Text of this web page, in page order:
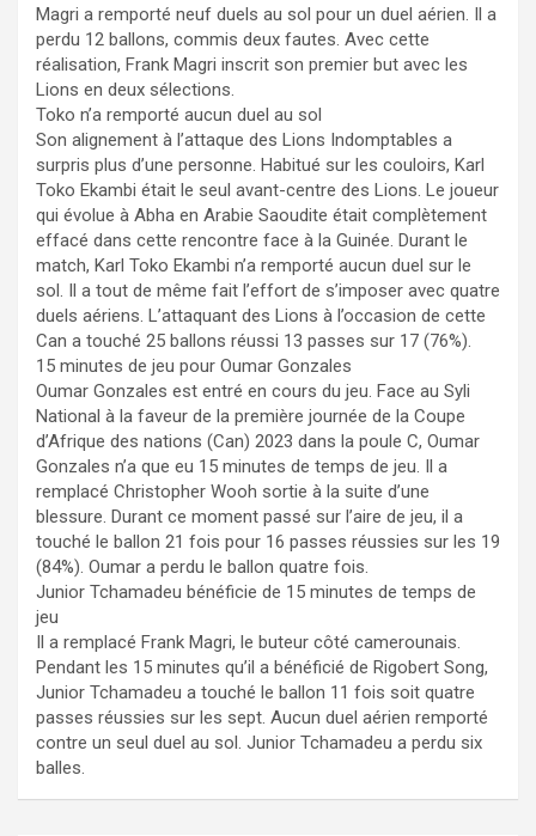
Magri a remporté neuf duels au sol pour un duel aérien. Il a
perdu 12 ballons, commis deux fautes. Avec cette
réalisation, Frank Magri inscrit son premier but avec les
Lions en deux sélections.
Toko n’a remporté aucun duel au sol
Son alignement à l’attaque des Lions Indomptables a
surpris plus d’une personne. Habitué sur les couloirs, Karl
Toko Ekambi était le seul avant-centre des Lions. Le joueur
qui évolue à Abha en Arabie Saoudite était complètement
effacé dans cette rencontre face à la Guinée. Durant le
match, Karl Toko Ekambi n’a remporté aucun duel sur le
sol. Il a tout de même fait l’effort de s’imposer avec quatre
duels aériens. L’attaquant des Lions à l’occasion de cette
Can a touché 25 ballons réussi 13 passes sur 17 (76%).
15 minutes de jeu pour Oumar Gonzales
Oumar Gonzales est entré en cours du jeu. Face au Syli
National à la faveur de la première journée de la Coupe
d’Afrique des nations (Can) 2023 dans la poule C, Oumar
Gonzales n’a que eu 15 minutes de temps de jeu. Il a
remplacé Christopher Wooh sortie à la suite d’une
blessure. Durant ce moment passé sur l’aire de jeu, il a
touché le ballon 21 fois pour 16 passes réussies sur les 19
(84%). Oumar a perdu le ballon quatre fois.
Junior Tchamadeu bénéficie de 15 minutes de temps de
jeu
Il a remplacé Frank Magri, le buteur côté camerounais.
Pendant les 15 minutes qu’il a bénéficié de Rigobert Song,
Junior Tchamadeu a touché le ballon 11 fois soit quatre
passes réussies sur les sept. Aucun duel aérien remporté
contre un seul duel au sol. Junior Tchamadeu a perdu six
balles.